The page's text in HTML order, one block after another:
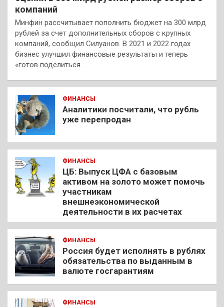
компаний
Минфин рассчитывает пополнить бюджет на 300 млрд
рублей за счет дополнительных сборов с крупных
компаний, сообщил Силуанов. В 2021 и 2022 годах
бизнес улучшил финансовые результаты и теперь
«готов поделиться…
ФИНАНСЫ
Аналитики посчитали, что рубль
уже перепродан
ФИНАНСЫ
ЦБ: Выпуск ЦФА с базовым
активом на золото может помочь
участникам
внешнеэкономической
деятельности в их расчетах
ФИНАНСЫ
Россия будет исполнять в рублях
обязательства по выданным в
валюте госгарантиям
ФИНАНСЫ